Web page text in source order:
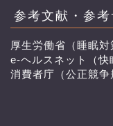
参考文献・参
厚生労働省（睡眠対
e-ヘルスネット（快
消費者庁（公正競争